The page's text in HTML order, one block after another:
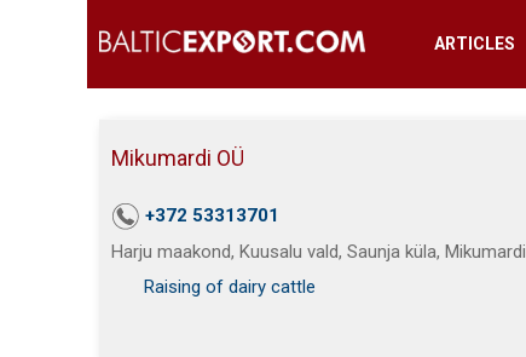
ARTICLES
Mikumardi OÜ
+372 53313701
Harju maakond, Kuusalu vald, Saunja küla, Mikumardi
Raising of dairy cattle